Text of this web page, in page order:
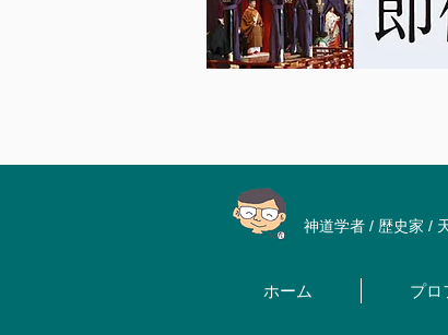
神道学者 / 歴史家 /
ホーム プロ